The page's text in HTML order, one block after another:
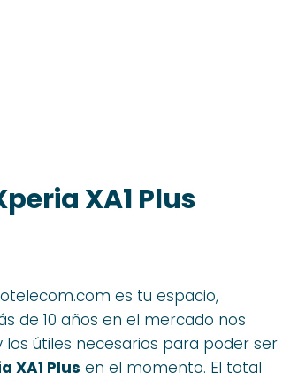
XA1 Plus
es tu espacio,
de 10 años en el mercado nos
útiles necesarios para poder ser
XA1 Plus en el momento. El total